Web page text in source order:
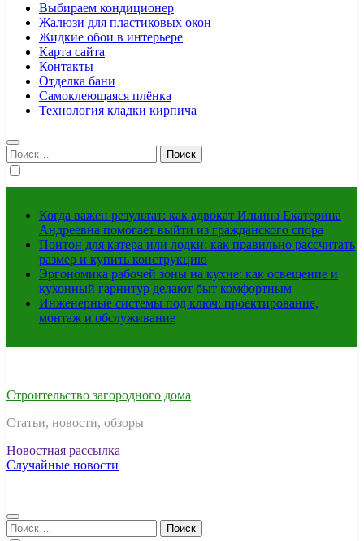
Выбираем кондиционер
Жалюзи для пластиковых окон
Жидкие обои в интерьере
Карта сайта
Контакты
Отделка бани
Самоклеющаяся плёнка
Технология кладки кирпича
Найти:
Когда важен результат: как адвокат Ильина Екатерина
Андреевна помогает выйти из гражданского спора
Понтон для катера или лодки: как правильно рассчитать
размер и купить конструкцию
Эргономика рабочей зоны на кухне: как освещение и
кухонный гарнитур делают быт комфортным
Инженерные системы под ключ: проектирование,
монтаж и обслуживание
Строительство загородного дома
Статьи, новости, обзоры
Новостная рассылка
Случайные новости
Найти: